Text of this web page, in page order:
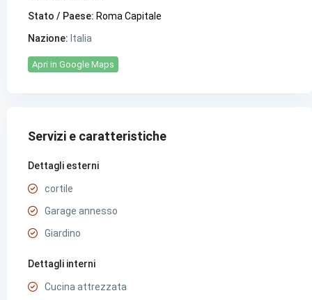
Stato / Paese: Roma Capitale
Nazione: Italia
Apri in Google Maps
Servizi e caratteristiche
Dettagli esterni
cortile
Garage annesso
Giardino
Dettagli interni
Cucina attrezzata